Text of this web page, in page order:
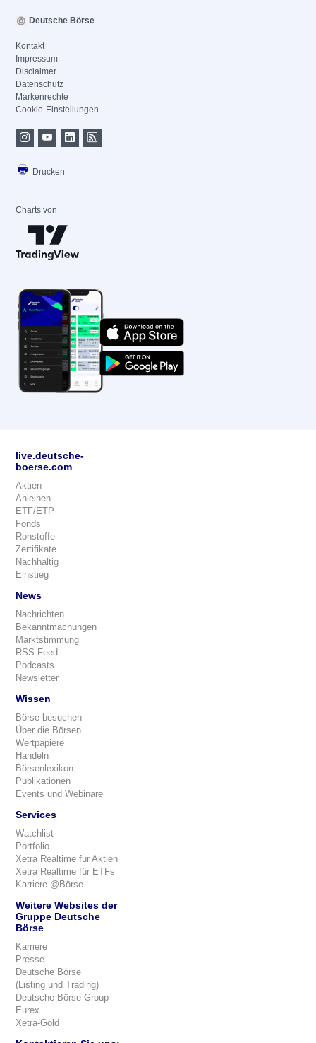
Deutsche Börse
Kontakt
Impressum
Disclaimer
Datenschutz
Markenrechte
Cookie-Einstellungen
Drucken
Charts von
live.deutsche-
boerse.com
Aktien
Anleihen
ETF/ETP
Fonds
Rohstoffe
Zertifikate
Nachhaltig
Einstieg
News
Nachrichten
Bekanntmachungen
Marktstimmung
RSS-Feed
Podcasts
Newsletter
Wissen
Börse besuchen
Über die Börsen
Wertpapiere
Handeln
Börsenlexikon
Publikationen
Events und Webinare
Services
Watchlist
Portfolio
Xetra Realtime für Aktien
Xetra Realtime für ETFs
Karriere @Börse
Weitere Websites der
Gruppe Deutsche
Börse
Karriere
Presse
Deutsche Börse
(Listing und Trading)
Deutsche Börse Group
Eurex
Xetra-Gold